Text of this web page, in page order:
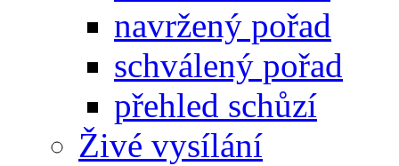
navržený pořad
schválený pořad
přehled schůzí
Živé vysílání